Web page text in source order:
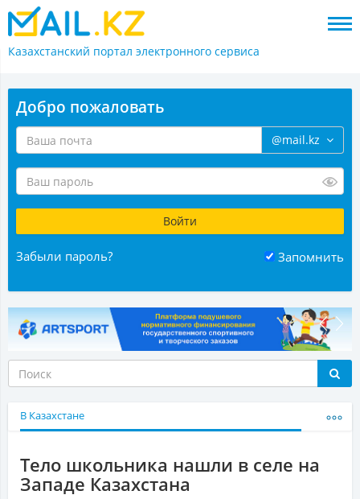
Казахстанский портал электронного сервиса
Добро пожаловать
@mail.kz
Забыли пароль? Запомнить
В Казахстане
Тело школьника нашли в селе на
Западе Казахстана